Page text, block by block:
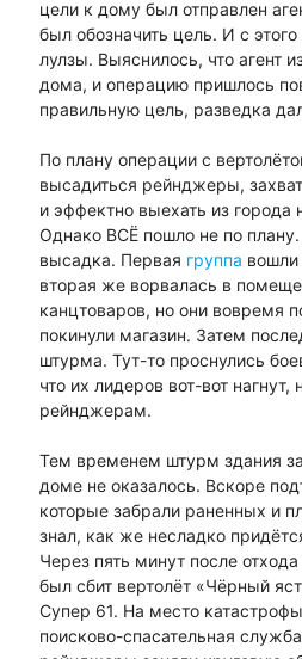
цели к дому был отправлен
был обозначить цель. И с
лулзы. Выяснилось, что агент
дома, и операцию пришлось
правильную цель, разведка
По плану операции с
высадиться рейнджеры,
и эффектно выехать из
Однако ВСЁ пошло не по
высадка. Первая группа
вторая же ворвалась в
канцтоваров, но они вовремя
покинули магазин. Затем
штурма. Тут-то проснулись
что их лидеров вот-вот нагнут,
рейнджерам.
Тем временем штурм здания
доме не оказалось. Вскоре
которые забрали раненных и
знал, как же несладко
Через пять минут после
был сбит вертолёт «Чёрный
Супер 61. На место
поисково-спасательная